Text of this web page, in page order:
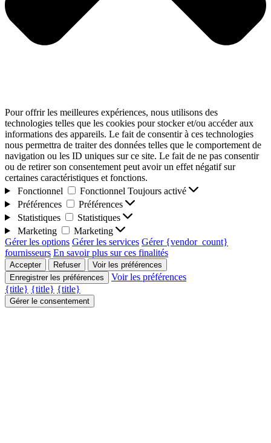
Pour offrir les meilleures expériences, nous utilisons des
technologies telles que les cookies pour stocker et/ou accéder aux
informations des appareils. Le fait de consentir à ces technologies
nous permettra de traiter des données telles que le comportement de
navigation ou les ID uniques sur ce site. Le fait de ne pas consentir
ou de retirer son consentement peut avoir un effet négatif sur
certaines caractéristiques et fonctions.
Fonctionnel
Fonctionnel Toujours activé
Préférences
Préférences
Statistiques
Statistiques
Marketing
Marketing
Gérer les options Gérer les services Gérer {vendor_count}
fournisseurs En savoir plus sur ces finalités
Accepter Refuser
Voir les préférences
Enregistrer les préférences
Voir les préférences
{title} {title} {title}
Gérer le consentement